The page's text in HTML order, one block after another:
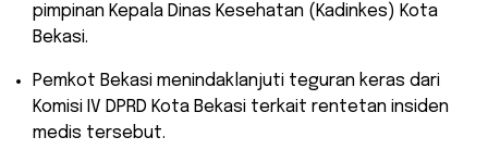
pimpinan Kepala Dinas Kesehatan (Kadinkes) Kota
Bekasi.
​Pemkot Bekasi menindaklanjuti teguran keras dari
Komisi IV DPRD Kota Bekasi terkait rentetan insiden
medis tersebut.